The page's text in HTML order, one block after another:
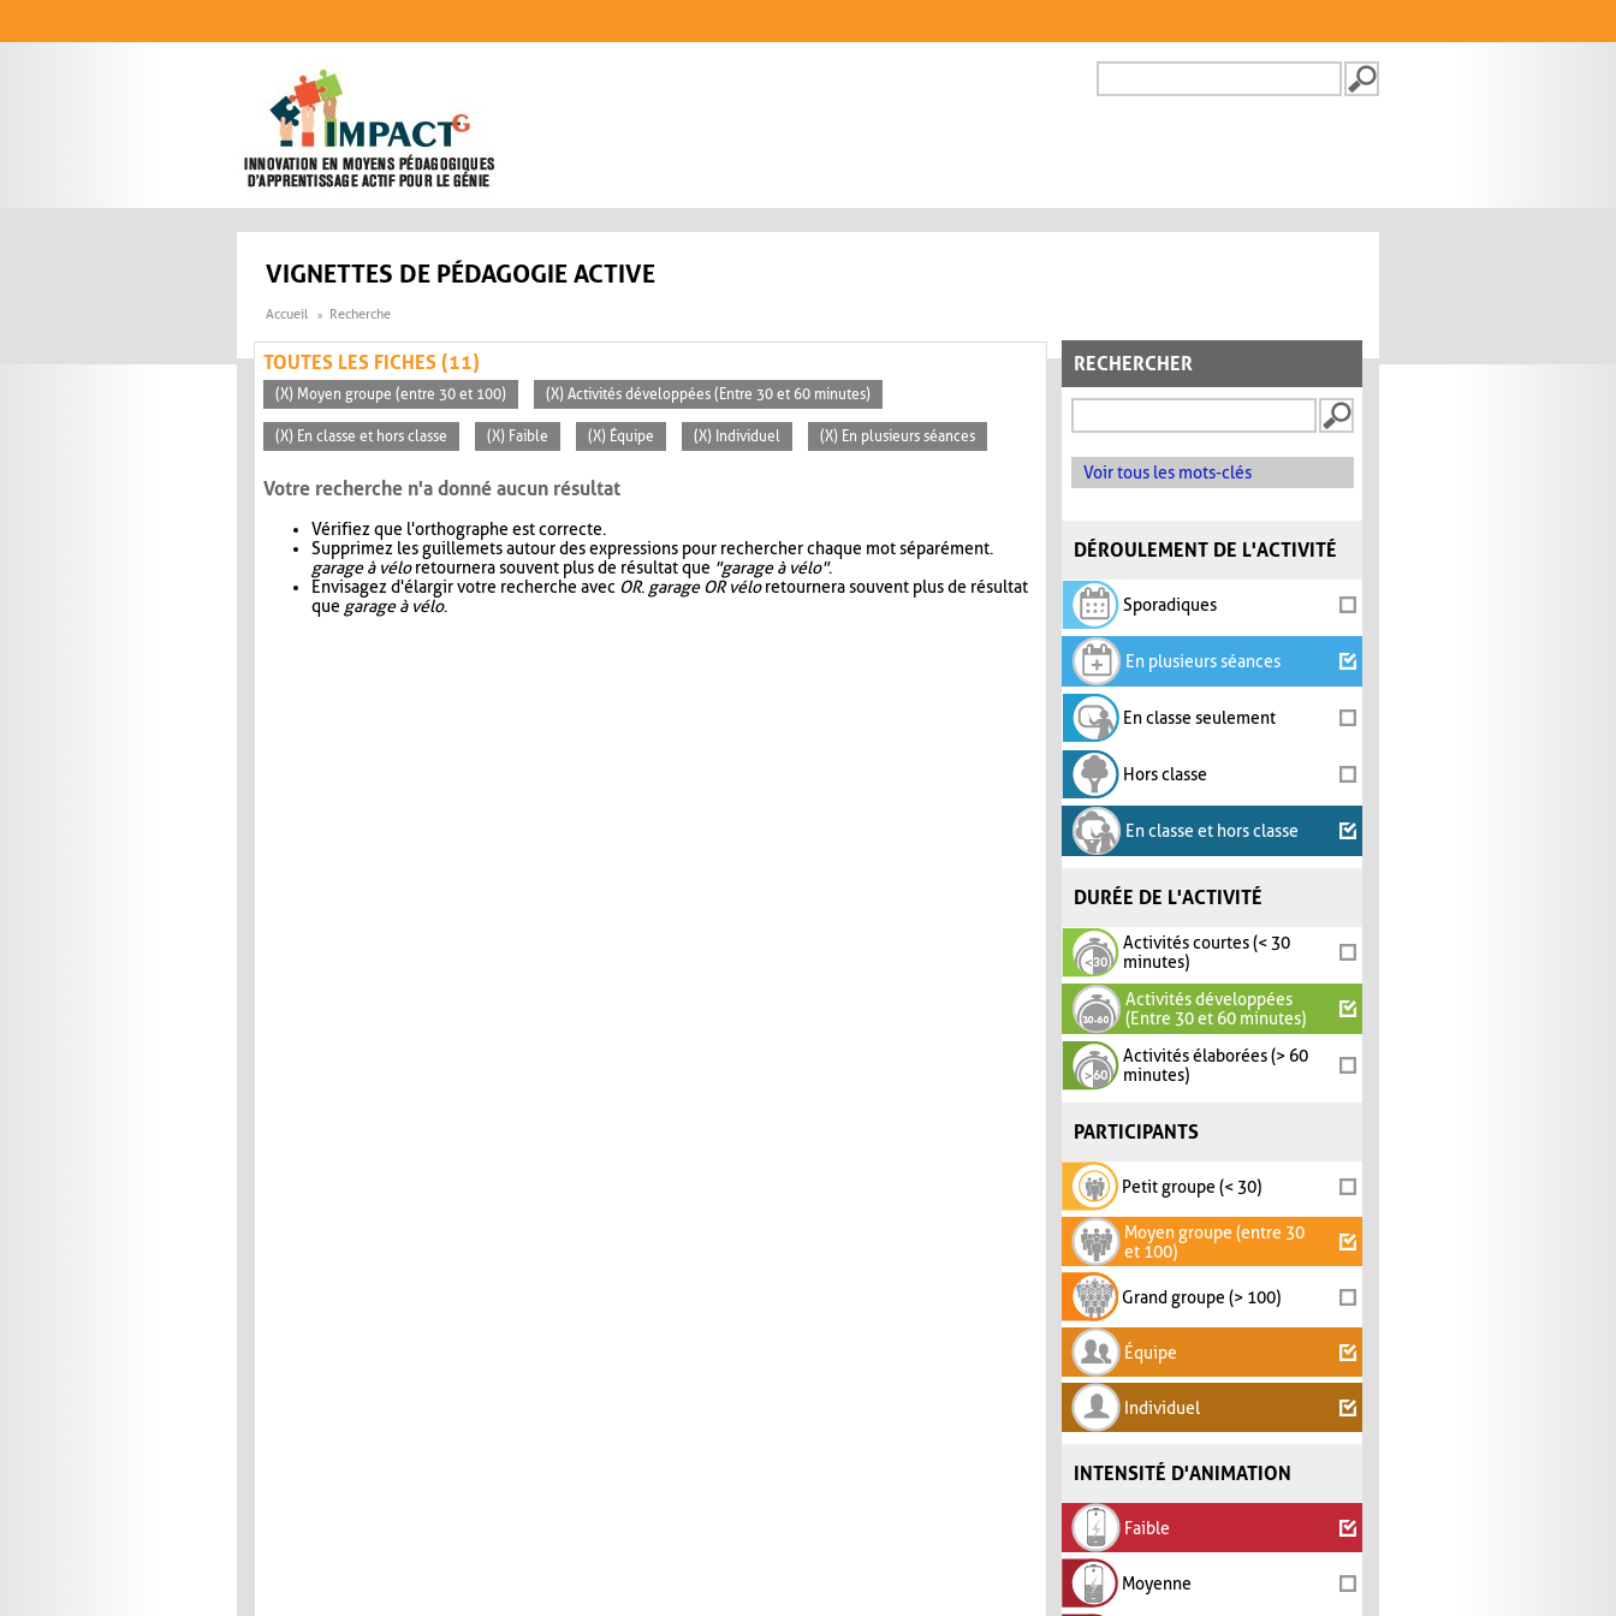
FORMULAIRE DE
VIGNETTES DE PÉDAGOGIE ACTIVE
Accueil Recherche
RECHERCHER
Voir tous les mots-clés
DÉROULEMENT DE L'ACTIVITÉ
Sporadiques
En plusieurs séances
En classe seulement
Hors classe
En classe et hors classe
DURÉE DE L'ACTIVITÉ
Activités courtes (< 30
minutes)
Activités développées
(Entre 30 et 60 minutes)
Activités élaborées (> 60
minutes)
PARTICIPANTS
Petit groupe (< 30)
Moyen groupe (entre 30
et 100)
Grand groupe (> 100)
Équipe
Individuel
INTENSITÉ D'ANIMATION
Faible
Moyenne
TOUTES LES FICHES (11)
(X) Moyen groupe (entre 30 et 100) (X) Activités développées (Entre 30 et 60 minutes)
(X) En classe et hors classe (X) Faible (X) Équipe (X) Individuel (X) En plusieurs séances
Votre recherche n'a donné aucun résultat
Vérifiez que l'orthographe est correcte.
Supprimez les guillemets autour des expressions pour rechercher chaque mot séparément.
garage à véloretournera souvent plus de résultat que "garage à vélo".
Envisagez d'élargir votre recherche avec OR. garage OR véloretournera souvent plus de résultat
que garage à vélo.